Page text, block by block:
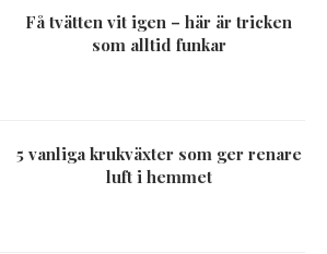
Få tvätten vit igen – här är tricken
som alltid funkar
5 vanliga krukväxter som ger renare
luft i hemmet